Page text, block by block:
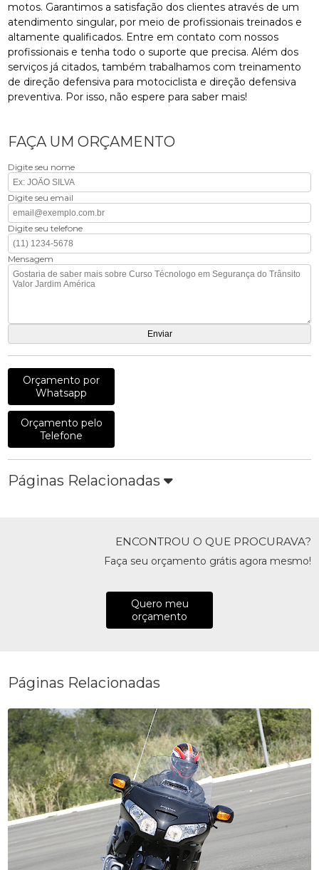
motos. Garantimos a satisfação dos clientes através de um
atendimento singular, por meio de profissionais treinados e
altamente qualificados. Entre em contato com nossos
profissionais e tenha todo o suporte que precisa. Além dos
serviços já citados, também trabalhamos com treinamento
de direção defensiva para motociclista e direção defensiva
preventiva. Por isso, não espere para saber mais!
FAÇA UM ORÇAMENTO
Digite seu nome
Digite seu email
Digite seu telefone
Mensagem
Orçamento por
Whatsapp
Orçamento pelo
Telefone
Páginas Relacionadas
ENCONTROU O QUE PROCURAVA?
Faça seu orçamento grátis agora mesmo!
Quero meu
orçamento
Páginas Relacionadas